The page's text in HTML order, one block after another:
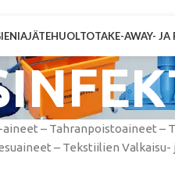
JÄTEHUOLTOTAKE-AWAY- JA
– Tahranpoistoaineet –
– Tekstiilien